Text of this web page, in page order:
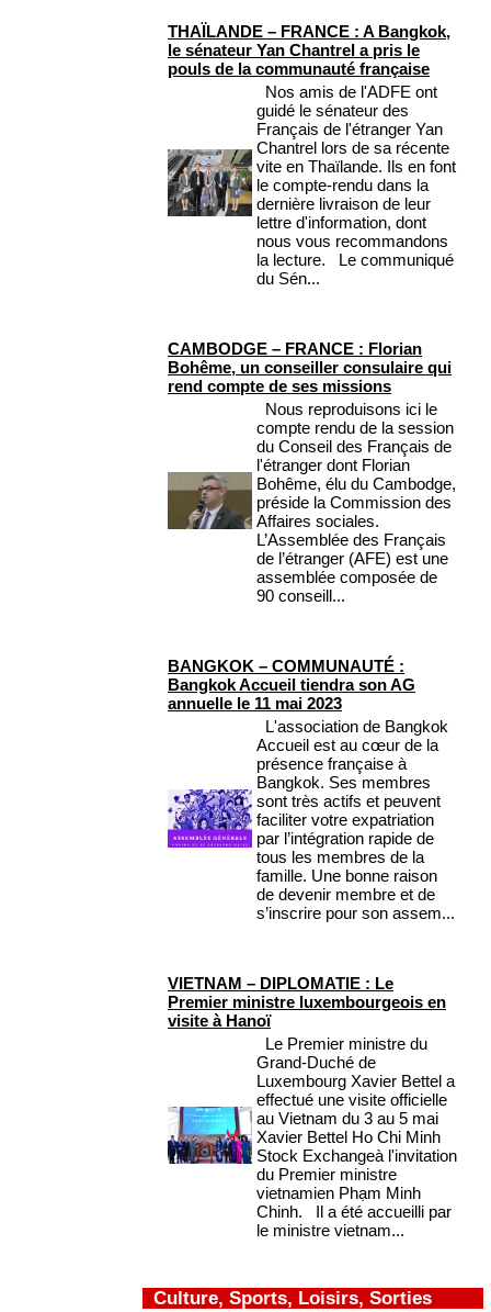
THAÏLANDE – FRANCE : A Bangkok,
le sénateur Yan Chantrel a pris le
pouls de la communauté française
Nos amis de l'ADFE ont
guidé le sénateur des
Français de l'étranger Yan
Chantrel lors de sa récente
vite en Thaïlande. Ils en font
le compte-rendu dans la
dernière livraison de leur
lettre d'information, dont
nous vous recommandons
la lecture. Le communiqué
du Sén...
CAMBODGE – FRANCE : Florian
Bohême, un conseiller consulaire qui
rend compte de ses missions
Nous reproduisons ici le
compte rendu de la session
du Conseil des Français de
l'étranger dont Florian
Bohême, élu du Cambodge,
préside la Commission des
Affaires sociales.
L’Assemblée des Français
de l’étranger (AFE) est une
assemblée composée de
90 conseill...
BANGKOK – COMMUNAUTÉ :
Bangkok Accueil tiendra son AG
annuelle le 11 mai 2023
L'association de Bangkok
Accueil est au cœur de la
présence française à
Bangkok. Ses membres
sont très actifs et peuvent
faciliter votre expatriation
par l’intégration rapide de
tous les membres de la
famille. Une bonne raison
de devenir membre et de
s’inscrire pour son assem...
VIETNAM – DIPLOMATIE : Le
Premier ministre luxembourgeois en
visite à Hanoï
Le Premier ministre du
Grand-Duché de
Luxembourg Xavier Bettel a
effectué une visite officielle
au Vietnam du 3 au 5 mai
Xavier Bettel Ho Chi Minh
Stock Exchangeà l'invitation
du Premier ministre
vietnamien Phạm Minh
Chinh. Il a été accueilli par
le ministre vietnam...
Culture, Sports, Loisirs, Sorties